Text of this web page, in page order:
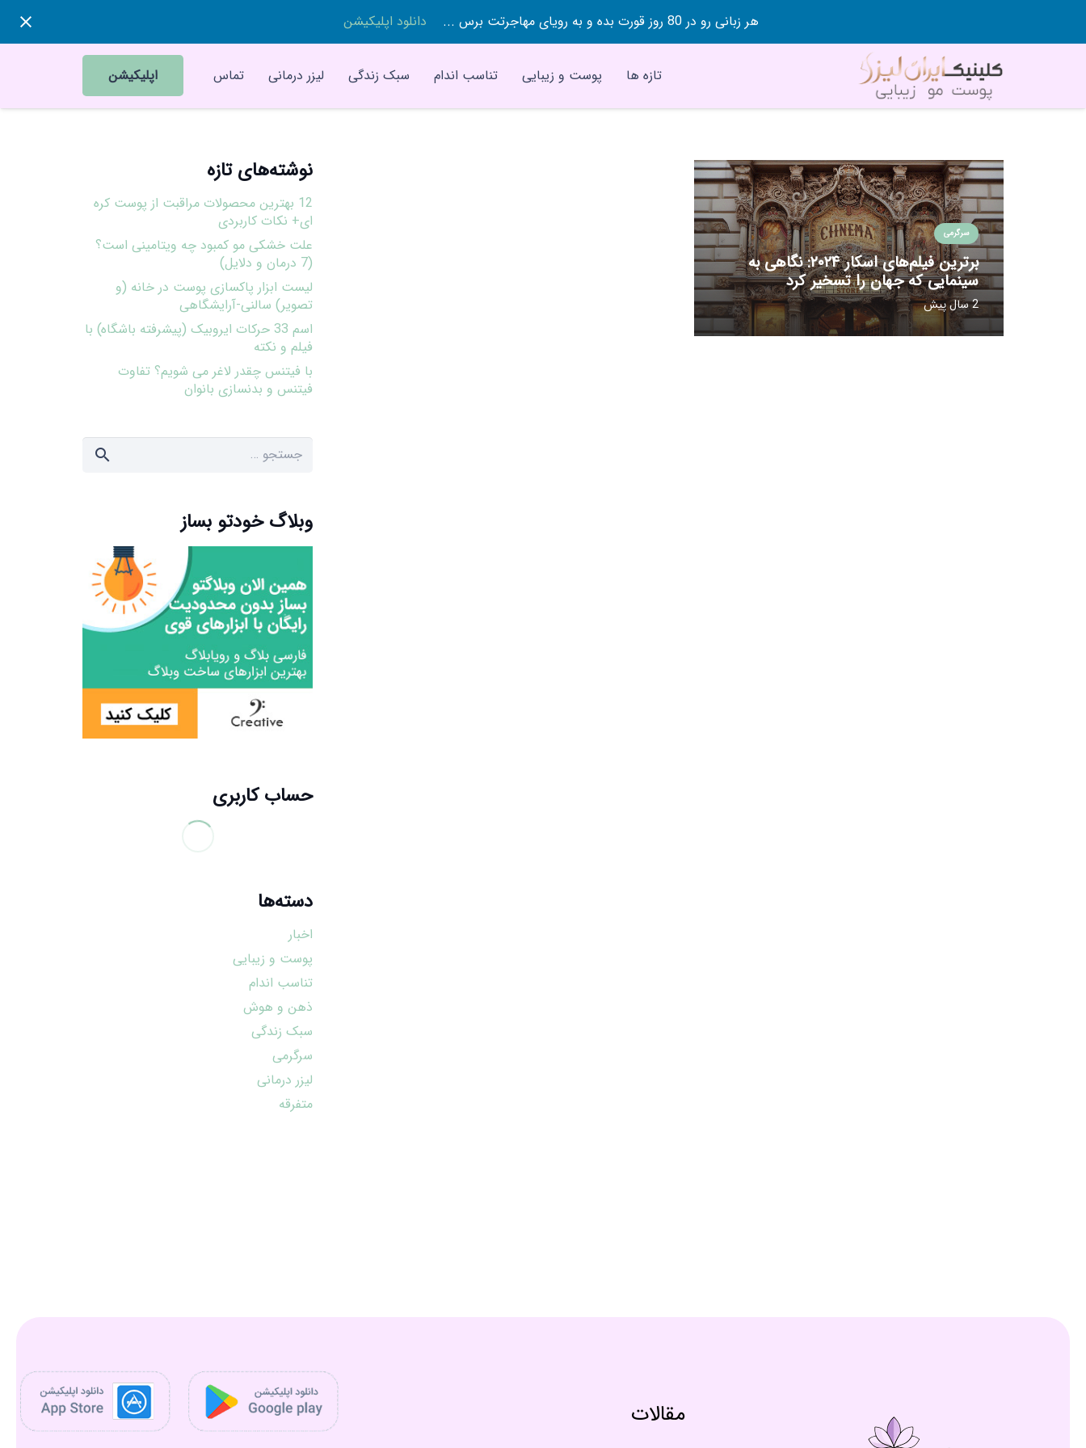
هر زبانی رو در 80 روز قورت بده و به رویای مهاجرتت برس ... دانلود اپلیکیشن
تازه ها پوست و زیبایی تناسب اندام سبک زندگی لیزر درمانی تماس اپلیکیشن
سرگرمی
برترین فیلم‌های اسکار ۲۰۲۴: نگاهی به
سینمایی که جهان را تسخیر کرد
2 سال پیش
نوشته‌های تازه
12 بهترین محصولات مراقبت از پوست کره
ای+ نکات کاربردی
علت خشکی مو کمبود چه ویتامینی است؟
(7 درمان و دلایل)
لیست ابزار پاکسازی پوست در خانه (و
تصویر) سالنی-آرایشگاهی
اسم 33 حرکات ایروبیک (پیشرفته باشگاه) با
فیلم و نکته
با فیتنس چقدر لاغر می شویم؟ تفاوت
فیتنس و بدنسازی بانوان
جستجو
وبلاگ خودتو بساز
حساب کاربری
دسته‌ها
اخبار
پوست و زیبایی
تناسب اندام
ذهن و هوش
سبک زندگی
سرگرمی
لیزر درمانی
متفرقه
مقالات